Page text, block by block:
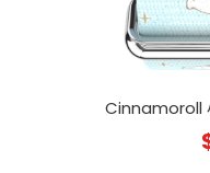
Cinnamoroll